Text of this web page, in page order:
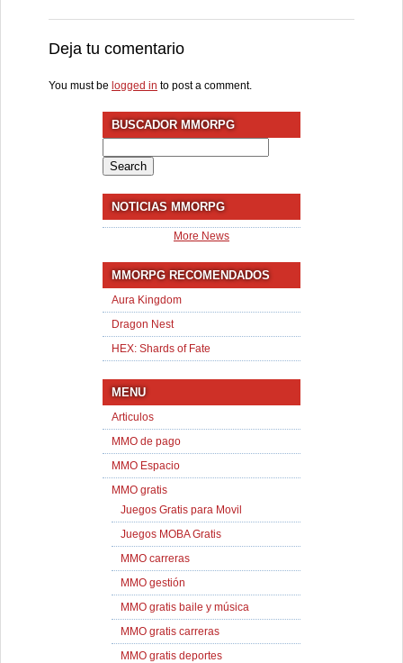
Deja tu comentario
You must be logged in to post a comment.
BUSCADOR MMORPG
for:
NOTICIAS MMORPG
More News
MMORPG RECOMENDADOS
Aura Kingdom
Dragon Nest
HEX: Shards of Fate
MENU
Articulos
MMO de pago
MMO Espacio
MMO gratis
Juegos Gratis para Movil
Juegos MOBA Gratis
MMO carreras
MMO gestión
MMO gratis baile y música
MMO gratis carreras
MMO gratis deportes